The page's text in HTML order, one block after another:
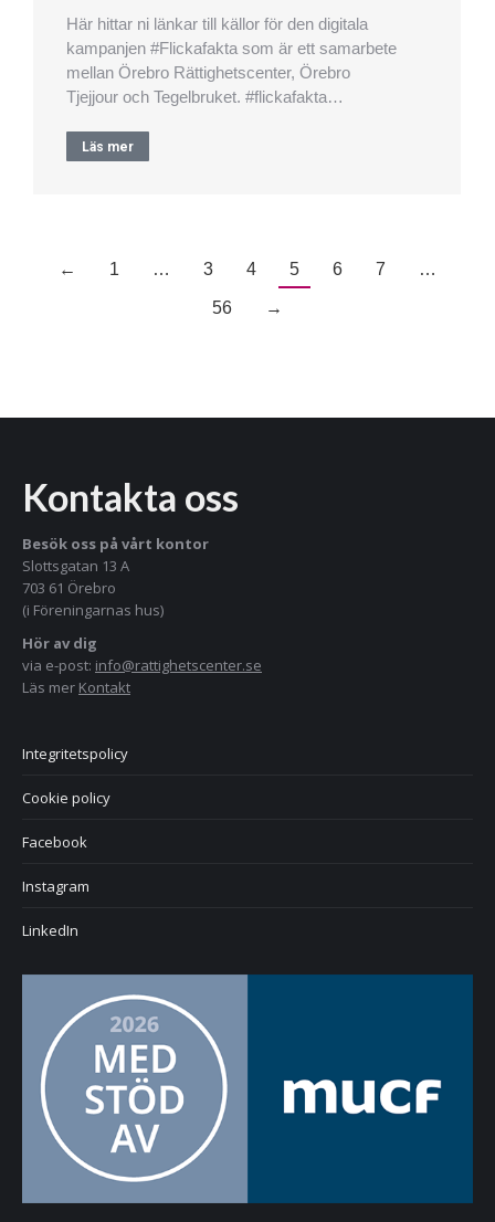
Här hittar ni länkar till källor för den digitala
kampanjen #Flickafakta som är ett samarbete
mellan Örebro Rättighetscenter, Örebro
Tjejjour och Tegelbruket. #flickafakta…
Läs mer
← 1 … 3 4 5 6 7 …
56 →
Kontakta oss
Besök oss på vårt kontor
Slottsgatan 13 A
703 61 Örebro
(i Föreningarnas hus)
Hör av dig
via e-post: info@rattighetscenter.se
Läs mer Kontakt
Integritetspolicy
Cookie policy
Facebook
Instagram
LinkedIn